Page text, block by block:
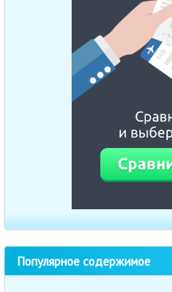
Популярное содержимое